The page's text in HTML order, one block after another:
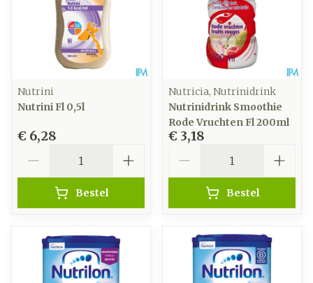
Nutrini
Nutrini Fl 0,5l
€ 6,28
Bestel
Nutricia, Nutrinidrink
Nutrinidrink Smoothie
Rode Vruchten Fl 200ml
€ 3,18
Bestel